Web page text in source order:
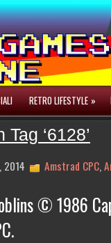
RETRO LIFESTYLE »
‘6128’
2014 Amstrad CPC,
© 1986